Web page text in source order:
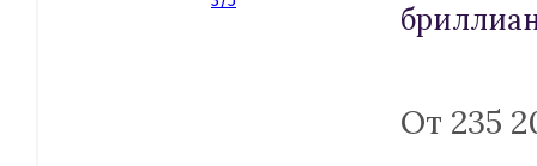
От 235